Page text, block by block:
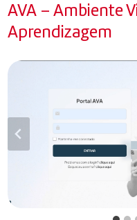
AVA – Ambiente
Aprendizagem